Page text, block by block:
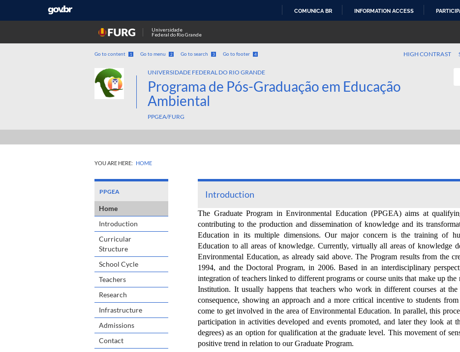
COMUNICA BR INFORMATION ACCESS
Universidade
Federal do Rio Grande
Go to content 1 Go to menu 2 Go to search 3 Go to footer 4 HIGH CONTRAST
UNIVERSIDADE FEDERAL DO RIO GRANDE
Programa de Pós-Graduação em Educação
Ambiental
PPGEA/FURG
YOU ARE HERE: HOME
PPGEA
Home
Introduction
Curricular
Structure
School Cycle
Teachers
Research
Infrastructure
Admissions
Contact
Introduction
The Graduate Program in Environmental Education (PPGEA) aims at
contributing to the production and dissemination of knowledge and its
Education in its multiple dimensions. Our major concern is the training of
Education to all areas of knowledge. Currently, virtually all areas of knowledge
Environmental Education, as already said above. The Program results from the
1994, and the Doctoral Program, in 2006. Based in an interdisciplinary
integration of teachers linked to different programs or course units that make up
Institution. It usually happens that teachers who work in different courses at
consequence, showing an approach and a more critical incentive to students
come to get involved in the area of Environmental Education. In parallel, this
participation in activities developed and events promoted, and later they look at
degrees) as an option for qualification at the graduate level. This movement of
positive trend in relation to our Graduate Program.